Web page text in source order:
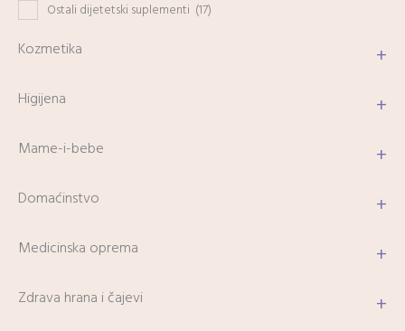
Ostali dijetetski suplementi (17)
Kozmetika +
Higijena +
Mame-i-bebe +
Domaćinstvo +
Medicinska oprema +
Zdrava hrana i čajevi +